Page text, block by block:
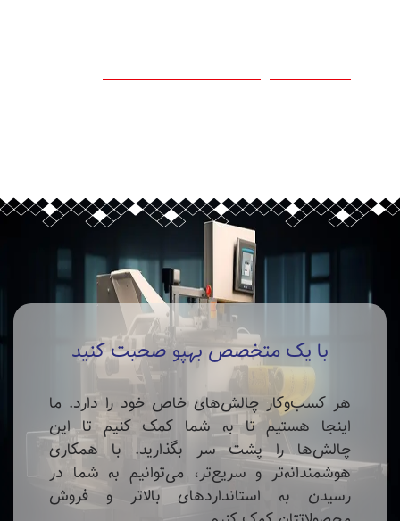
با یک متخصص بهپو صحبت کنید
هر کسب‌وکار چالش‌های خاص خود را دارد. ما
اینجا هستیم تا به شما کمک کنیم تا این
چالش‌ها را پشت سر بگذارید. با همکاری
هوشمندانه‌تر و سریع‌تر، می‌توانیم به شما در
رسیدن به استانداردهای بالاتر و فروش
محصولاتتان کمک کنیم.
تماس بگیرید